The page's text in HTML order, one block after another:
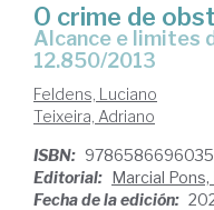
O crime de
Alcance e limites do art. 2º, §1º da lei
12.850/2013
Feldens, Luciano
Teixeira, Adriano
ISBN: 9786586696035
Editorial: Marcial
Fecha de la edición: